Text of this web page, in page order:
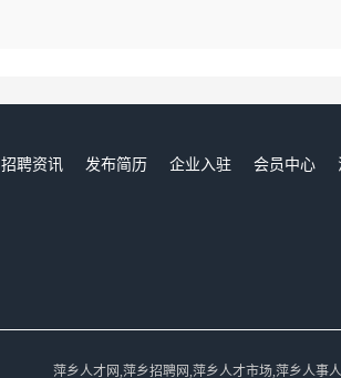
招聘资讯 发布简历 企业入驻 会员中心
萍乡人才网,萍乡招聘网,萍乡人才市场,萍乡人事